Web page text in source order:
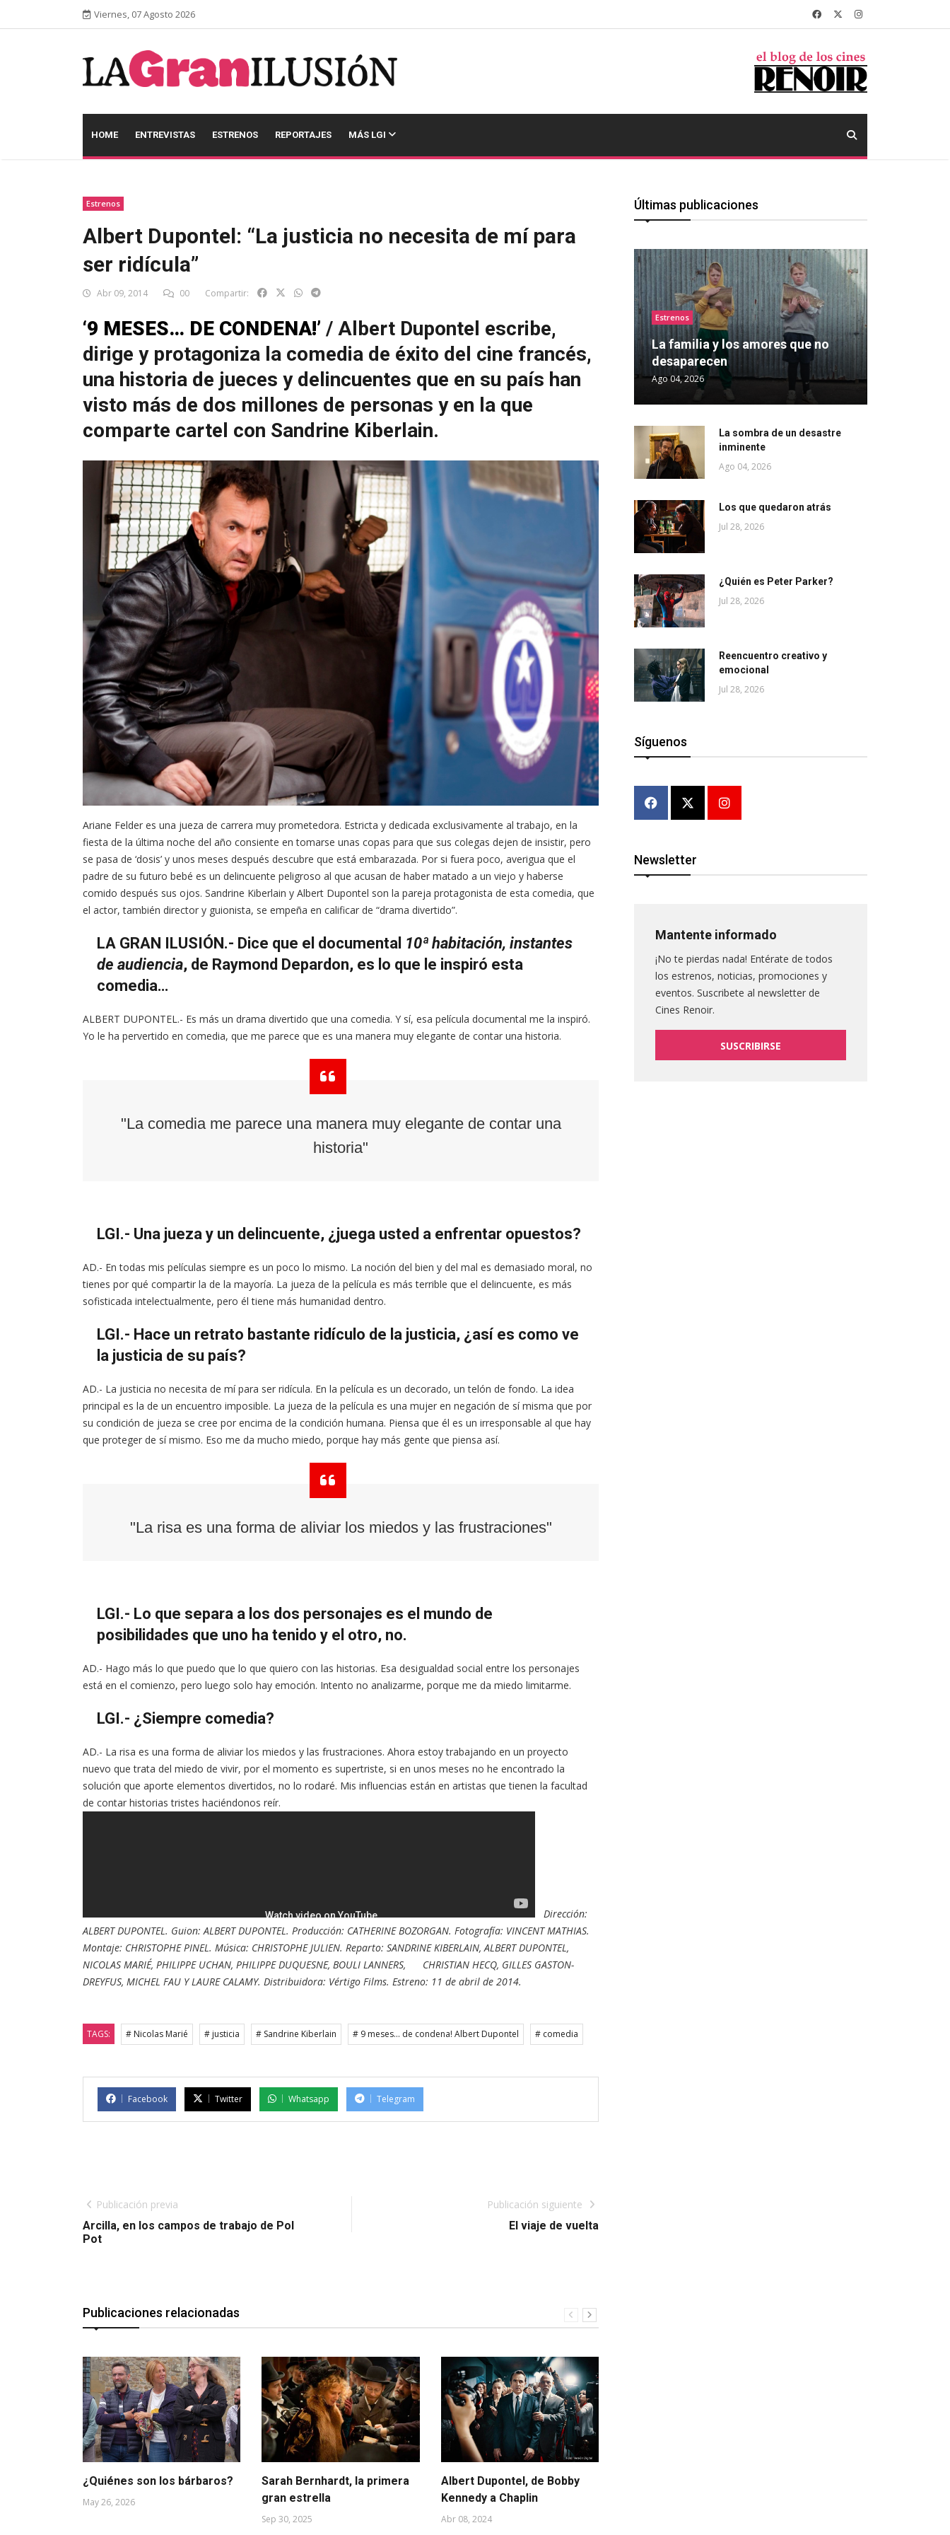
Viernes, 07 Agosto 2026
HOME ENTREVISTAS ESTRENOS REPORTAJES MÁS LGI
Estrenos
Albert Dupontel: “La justicia no necesita de mí para
ser ridícula”
Abr 09, 2014 00 Compartir:
‘9 MESES… DE CONDENA!’ / Albert Dupontel escribe,
dirige y protagoniza la comedia de éxito del cine francés,
una historia de jueces y delincuentes que en su país han
visto más de dos millones de personas y en la que
comparte cartel con Sandrine Kiberlain.
Ariane Felder es una jueza de carrera muy prometedora. Estricta y dedicada exclusivamente al trabajo, en la
fiesta de la última noche del año consiente en tomarse unas copas para que sus colegas dejen de insistir, pero
se pasa de ‘dosis’ y unos meses después descubre que está embarazada. Por si fuera poco, averigua que el
padre de su futuro bebé es un delincuente peligroso al que acusan de haber matado a un viejo y haberse
comido después sus ojos. Sandrine Kiberlain y Albert Dupontel son la pareja protagonista de esta comedia, que
el actor, también director y guionista, se empeña en calificar de “drama divertido”.
LA GRAN ILUSIÓN.- Dice que el documental 10ª habitación, instantes
de audiencia, de Raymond Depardon, es lo que le inspiró esta
comedia…
ALBERT DUPONTEL.- Es más un drama divertido que una comedia. Y sí, esa película documental me la inspiró.
Yo le ha pervertido en comedia, que me parece que es una manera muy elegante de contar una historia.
"La comedia me parece una manera muy elegante de contar una
historia"
LGI.- Una jueza y un delincuente, ¿juega usted a enfrentar opuestos?
AD.- En todas mis películas siempre es un poco lo mismo. La noción del bien y del mal es demasiado moral, no
tienes por qué compartir la de la mayoría. La jueza de la película es más terrible que el delincuente, es más
sofisticada intelectualmente, pero él tiene más humanidad dentro.
LGI.- Hace un retrato bastante ridículo de la justicia, ¿así es como ve
la justicia de su país?
AD.- La justicia no necesita de mí para ser ridícula. En la película es un decorado, un telón de fondo. La idea
principal es la de un encuentro imposible. La jueza de la película es una mujer en negación de sí misma que por
su condición de jueza se cree por encima de la condición humana. Piensa que él es un irresponsable al que hay
que proteger de sí mismo. Eso me da mucho miedo, porque hay más gente que piensa así.
"La risa es una forma de aliviar los miedos y las frustraciones"
LGI.- Lo que separa a los dos personajes es el mundo de
posibilidades que uno ha tenido y el otro, no.
AD.- Hago más lo que puedo que lo que quiero con las historias. Esa desigualdad social entre los personajes
está en el comienzo, pero luego solo hay emoción. Intento no analizarme, porque me da miedo limitarme.
LGI.- ¿Siempre comedia?
AD.- La risa es una forma de aliviar los miedos y las frustraciones. Ahora estoy trabajando en un proyecto
nuevo que trata del miedo de vivir, por el momento es supertriste, si en unos meses no he encontrado la
solución que aporte elementos divertidos, no lo rodaré. Mis influencias están en artistas que tienen la facultad
de contar historias tristes haciéndonos reír.
Dirección:
ALBERT DUPONTEL. Guion: ALBERT DUPONTEL. Producción: CATHERINE BOZORGAN. Fotografía: VINCENT MATHIAS.
Montaje: CHRISTOPHE PINEL. Música: CHRISTOPHE JULIEN. Reparto: SANDRINE KIBERLAIN, ALBERT DUPONTEL,
NICOLAS MARIÉ, PHILIPPE UCHAN, PHILIPPE DUQUESNE, BOULI LANNERS, CHRISTIAN HECQ, GILLES GASTON-
DREYFUS, MICHEL FAU Y LAURE CALAMY. Distribuidora: Vértigo Films. Estreno: 11 de abril de 2014.
TAGS: # Nicolas Marié # justicia # Sandrine Kiberlain # 9 meses... de condena! Albert Dupontel # comedia
Facebook Twitter Whatsapp Telegram
Publicación previa
Arcilla, en los campos de trabajo de Pol
Pot
Publicación siguiente
El viaje de vuelta
Publicaciones relacionadas
¿Quiénes son los bárbaros?
May 26, 2026
Sarah Bernhardt, la primera
gran estrella
Sep 30, 2025
Albert Dupontel, de Bobby
Kennedy a Chaplin
Abr 08, 2024
Últimas publicaciones
Estrenos
La familia y los amores que no
desaparecen
Ago 04, 2026
La sombra de un desastre
inminente
Ago 04, 2026
Los que quedaron atrás
Jul 28, 2026
¿Quién es Peter Parker?
Jul 28, 2026
Reencuentro creativo y
emocional
Jul 28, 2026
Síguenos
Newsletter
Mantente informado
¡No te pierdas nada! Entérate de todos
los estrenos, noticias, promociones y
eventos. Suscribete al newsletter de
Cines Renoir.
SUSCRIBIRSE